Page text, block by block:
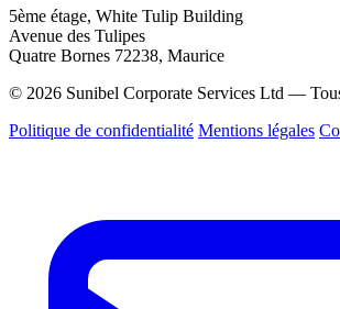
5ème étage, White Tulip Building
Avenue des Tulipes
Quatre Bornes 72238, Maurice
© 2026 Sunibel Corporate Services Ltd —
Politique de confidentialité Mentions légales